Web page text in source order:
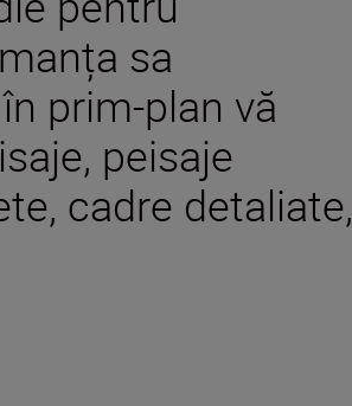
sa
prim-plan vă
peisaje
cadre detaliate,